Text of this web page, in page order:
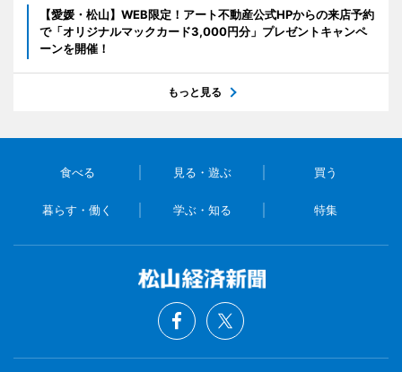
【愛媛・松山】WEB限定！アート不動産公式HPからの来店予約
で「オリジナルマックカード3,000円分」プレゼントキャンペ
ーンを開催！
もっと見る
食べる 見る・遊ぶ 買う
暮らす・働く 学ぶ・知る 特集